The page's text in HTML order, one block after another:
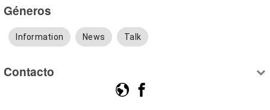
Géneros
Information News Talk
Contacto